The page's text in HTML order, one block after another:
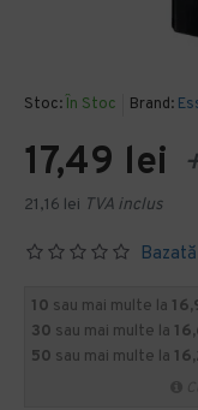
Stoc: În Stoc Brand:
17,49 lei
21,16 lei TVA inclus
10 sau mai multe la
30 sau mai multe la
50 sau mai multe la